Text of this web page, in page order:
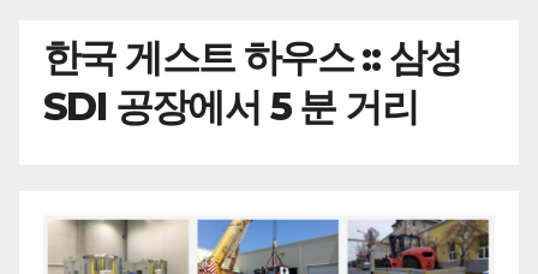
한국 게스트 하우스 :: 삼성
SDI 공장에서 5 분 거리